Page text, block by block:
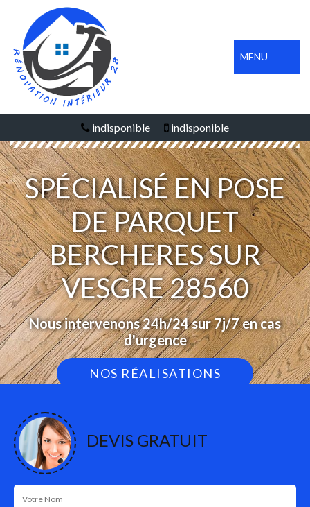
MENU
indisponible indisponible
SPÉCIALISÉ EN POSE
DE PARQUET
BERCHERES SUR
VESGRE 28560
Nous intervenons 24h/24 sur 7j/7 en cas
d'urgence
NOS RÉALISATIONS
DEVIS GRATUIT